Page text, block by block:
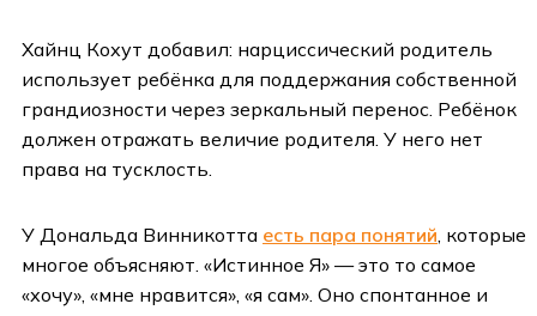
Хайнц Кохут добавил: нарциссический родитель
использует ребёнка для поддержания собственной
грандиозности через зеркальный перенос. Ребёнок
должен отражать величие родителя. У него нет
права на тусклость.
У Дональда Винникотта есть пара понятий , которые
многое объясняют. «Истинное Я» — это то самое
«хочу», «мне нравится», «я сам». Оно спонтанное и